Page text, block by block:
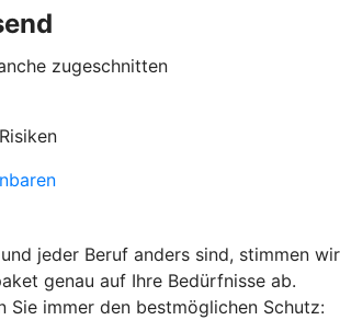
zugeschnitten
jeder Beruf anders sind, stimmen wir
genau auf Ihre Bedürfnisse ab.
Sie immer den bestmöglichen Schutz: